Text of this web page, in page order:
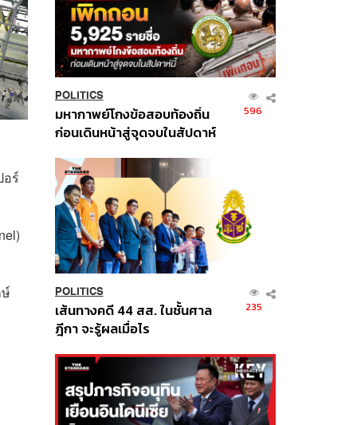
ร์
POLITICS
มหากาพย์โกงข้อสอบท้องถิ่น
ก่อนเดินหน้าสู่จุดจบในสัปดาห์
596
POLITICS
เส้นทางคดี 44 สส. ในชั้นศาล
ฎีกา จะรู้ผลเมื่อไร
235